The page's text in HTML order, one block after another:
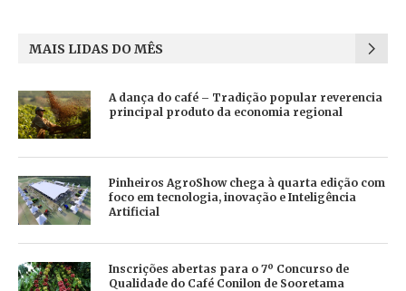
MAIS LIDAS DO MÊS
A dança do café – Tradição popular reverencia
principal produto da economia regional
Pinheiros AgroShow chega à quarta edição com
foco em tecnologia, inovação e Inteligência
Artificial
Inscrições abertas para o 7º Concurso de
Qualidade do Café Conilon de Sooretama